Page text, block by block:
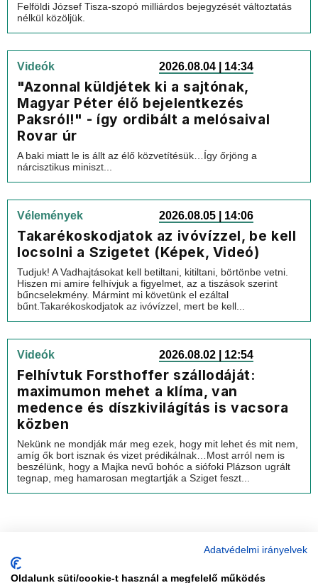
Felföldi József Tisza-szopó milliárdos bejegyzését változtatás
nélkül közöljük.
Videók 2026.08.04 | 14:34
"Azonnal küldjétek ki a sajtónak,
Magyar Péter élő bejelentkezés
Paksról!" - így ordibált a melósaival
Rovar úr
A baki miatt le is állt az élő közvetítésük…Így őrjöng a
nárcisztikus miniszt...
Vélemények 2026.08.05 | 14:06
Takarékoskodjatok az ivóvízzel, be kell
locsolni a Szigetet (Képek, Videó)
Tudjuk! A Vadhajtásokat kell betiltani, kitiltani, börtönbe vetni.
Hiszen mi amire felhívjuk a figyelmet, az a tiszások szerint
bűncselekmény. Mármint mi követünk el ezáltal
bűnt.Takarékoskodjatok az ivóvízzel, mert be kell...
Videók 2026.08.02 | 12:54
Felhívtuk Forsthoffer szállodáját:
maximumon mehet a klíma, van
medence és díszkivilágítás is vacsora
közben
Nekünk ne mondják már meg ezek, hogy mit lehet és mit nem,
amíg ők bort isznak és vizet prédikálnak…Most arról nem is
beszélünk, hogy a Majka nevű bohóc a siófoki Plázson ugrált
tegnap, meg hamarosan megtartják a Sziget feszt...
Adatvédelmi irányelvek
Oldalunk süti/cookie-t használ a megfelelő működés